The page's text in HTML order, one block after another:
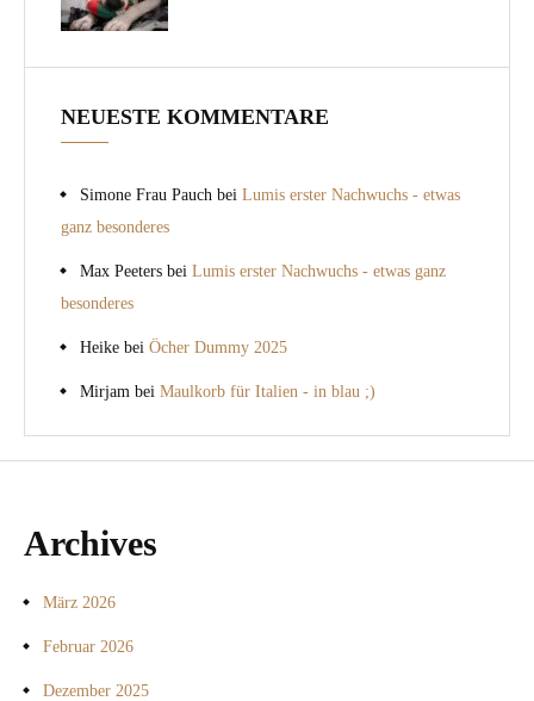
NEUESTE KOMMENTARE
Simone Frau Pauch bei Lumis erster Nachwuchs - etwas
ganz besonderes
Max Peeters bei Lumis erster Nachwuchs - etwas ganz
besonderes
Heike bei Öcher Dummy 2025
Mirjam bei Maulkorb für Italien - in blau ;)
Archives
März 2026
Februar 2026
Dezember 2025